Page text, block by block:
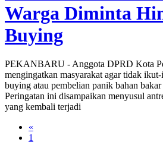
Warga Diminta
Buying
PEKANBARU - Anggota DPRD Kota
mengingatkan masyarakat agar tidak
buying atau pembelian panik bahan
Peringatan ini disampaikan menyusul
yang kembali terjadi
«
1